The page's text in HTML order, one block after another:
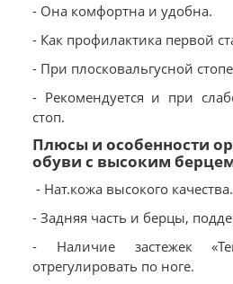
- Она комфортна и удобна.
- Как профилактика первой
- При плосковальгусной
- Рекомендуется и при
стоп.
Плюсы и особенности
обуви с высоким
- Нат.кожа высокого качества.
- Задняя часть и берцы,
- Наличие застежек
отрегулировать по ноге.